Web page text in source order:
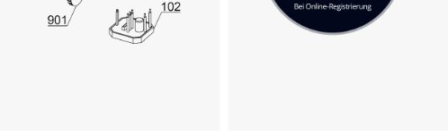
This content is not permitted to load due
to trackers that are not disclosed to the